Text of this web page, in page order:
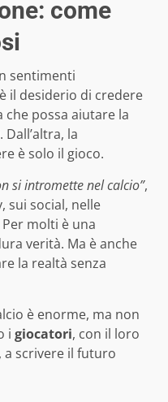
come
sentimenti
il desiderio di credere
che possa aiutare la
la
è solo il gioco.
si intromette nel calcio”,
sui social, nelle
molti è una
verità. Ma è anche
la realtà senza
è enorme, ma non
i giocatori, con il loro
a scrivere il futuro